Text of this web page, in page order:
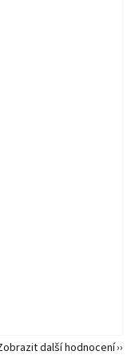
další hodnocení